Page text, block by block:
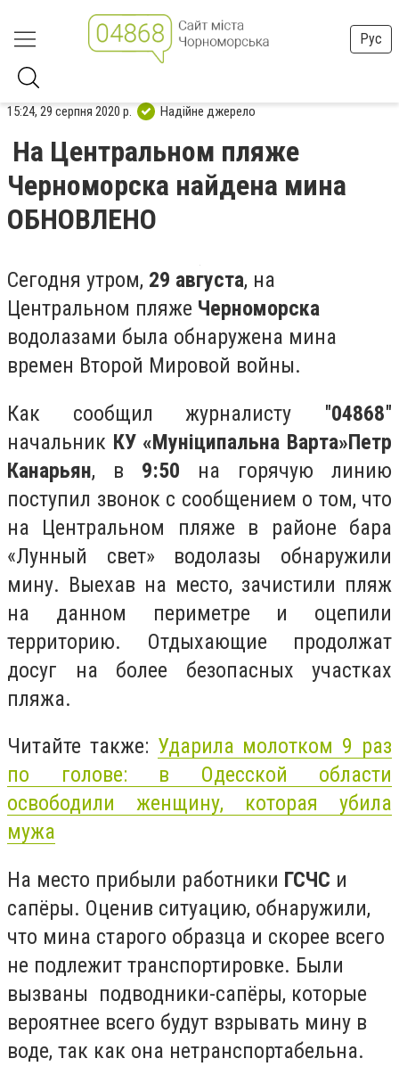
Рус
15:24, 29 серпня 2020 р. Надійне джерело
На Центральном пляже
Черноморска найдена мина
ОБНОВЛЕНО
Сегодня утром, 29 августа, на
Центральном пляже Черноморска
водолазами была обнаружена мина
времен Второй Мировой войны.
Как сообщил журналисту "04868"
начальник КУ «Муніципальна Варта»Петр
Канарьян, в 9:50 на горячую линию
поступил звонок с сообщением о том, что
на Центральном пляже в районе бара
«Лунный свет» водолазы обнаружили
мину. Выехав на место, зачистили пляж
на данном периметре и оцепили
территорию. Отдыхающие продолжат
досуг на более безопасных участках
пляжа.
Читайте также: Ударила молотком 9 раз
по голове: в Одесской области
освободили женщину, которая убила
мужа
На место прибыли работники ГСЧС и
сапёры. Оценив ситуацию, обнаружили,
что мина старого образца и скорее всего
не подлежит транспортировке. Были
вызваны подводники-сапёры, которые
вероятнее всего будут взрывать мину в
воде, так как она нетранспортабельна.